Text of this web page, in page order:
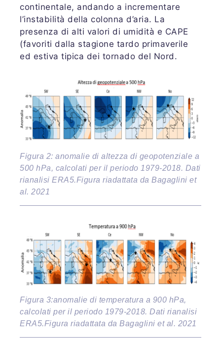
continentale, andando a incrementare
l’instabilità della colonna d’aria. La
presenza di alti valori di umidità e CAPE
(favoriti dalla stagione tardo primaverile
ed estiva tipica dei tornado del Nord.
Figura 2: anomalie di altezza di geopotenziale a
500 hPa, calcolati per il periodo 1979-2018. Dati
rianalisi ERA5.Figura riadattata da Bagaglini et
al. 2021
Figura 3:anomalie di temperatura a 900 hPa,
calcolati per il periodo 1979-2018. Dati rianalisi
ERA5.Figura riadattata da Bagaglini et al. 2021